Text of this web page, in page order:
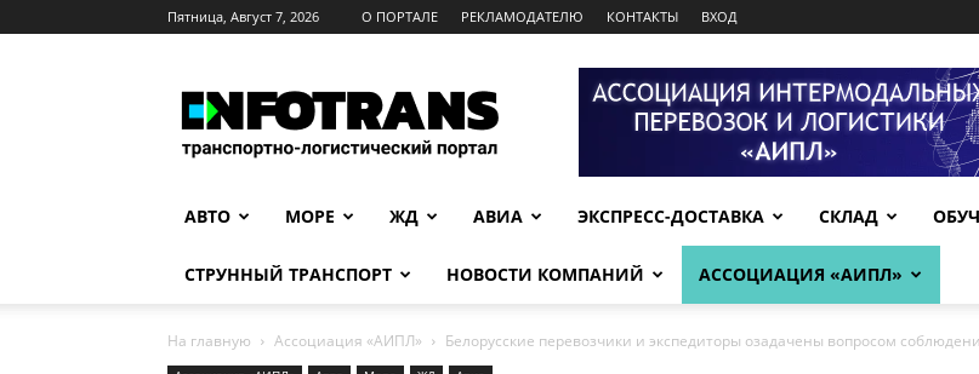
Пятница, Август 7, 2026 О ПОРТАЛЕ РЕКЛАМОДАТЕЛЮ КОНТАКТЫ ВХОД
АВТО МОРЕ ЖД АВИА ЭКСПРЕСС-ДОСТАВКА СКЛАД
СТРУННЫЙ ТРАНСПОРТ НОВОСТИ КОМПАНИЙ АССОЦИАЦИЯ «АИПЛ»
На главную Ассоциация «АИПЛ» Белорусские перевозчики и экспедиторы озадачены вопросом